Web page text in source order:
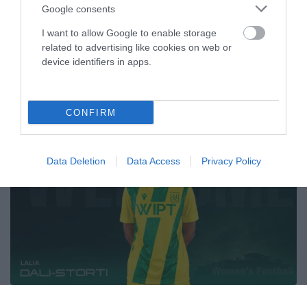
Google consents
I want to allow Google to enable storage
related to advertising like cookies on web or
device identifiers in apps.
CONFIRM
Data Deletion Data Access Privacy Policy
08.07.2026 ΣΚΑΚΙ